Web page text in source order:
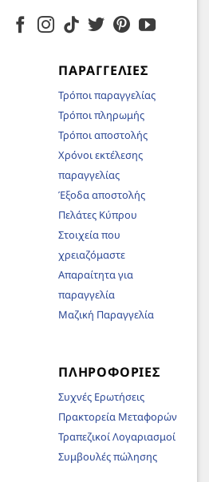
ΠΑΡΑΓΓΕΛΊΕΣ
Τρόποι παραγγελίας
Τρόποι πληρωμής
Τρόποι αποστολής
Χρόνοι εκτέλεσης
παραγγελίας
Έξοδα αποστολής
Πελάτες Κύπρου
Στοιχεία που
χρειαζόμαστε
Απαραίτητα για
παραγγελία
Μαζική Παραγγελία
ΠΛΗΡΟΦΟΡΊΕΣ
Συχνές Ερωτήσεις
Πρακτορεία Μεταφορών
Τραπεζικοί Λογαριασμοί
Συμβουλές πώλησης